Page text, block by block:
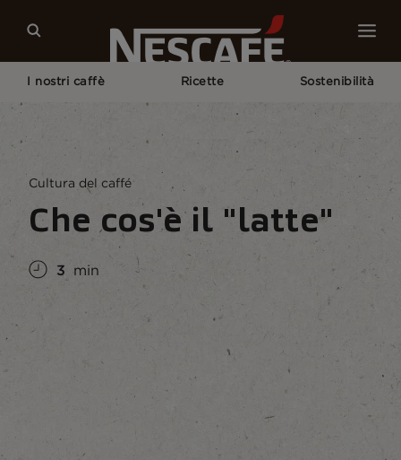
I nostri caffè Ricette Sostenibilità
Conoscere Il Caffè
Che Cos'è Il "latte"?
Cultura del caffé
Che cos'è il "latte"
3 min